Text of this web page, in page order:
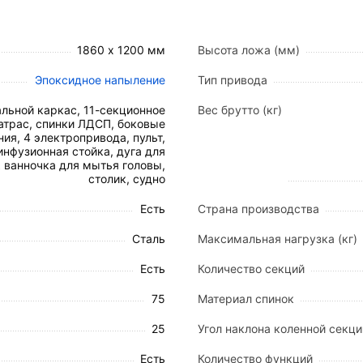
ложа от 500 до 705 мм от пола упрощает
дополнено возможностью ручного
стальными петлями. Сложная геометрия
распределенная нагрузка до
обеспечивает стабильность конструкции во
комбинации нержавеющей стали и алюминиевого
1860 х 1200 мм Высота ложа (мм)
Эпоксидное напыление Тип привода
каркас, 11-секционное
спинки ЛДСП, боковые
4 электропривода, пульт,
стойка, дуга для
ванночка для мытья головы,
столик, судно
Вес брутто (кг)
Есть Страна производства
Сталь Максимальная нагрузка (кг)
Есть Количество секций
75 Материал спинок
25 Угол наклона коленной
Есть Количество функций